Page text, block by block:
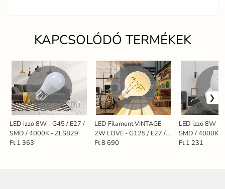
KAPCSOLÓDÓ TERMÉKEK
LED izzó 8W - G45 / E27 /
SMD / 4000K - ZLS829
Ft 1 363
LED Filament VINTAGE
2W LOVE - G125 / E27 /
2000K - ZSF112
Ft 8 690
LED izzó 8W -
SMD / 4000K -
Ft 1 231